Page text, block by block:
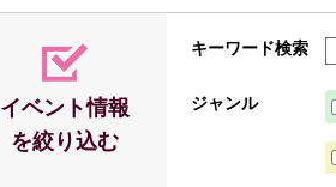
イベント情報
を絞り込む
キーワード検索
ジャンル